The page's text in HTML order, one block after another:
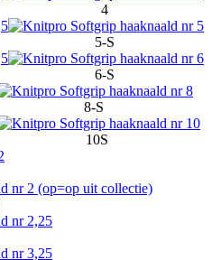
4
5-S
6-S
8-S
10S